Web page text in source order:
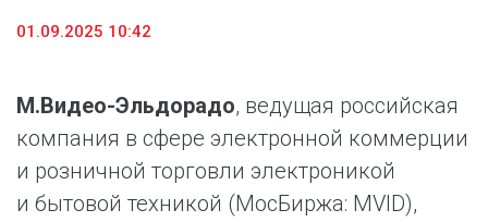
01.09.2025 10:42
М.Видео-Эльдорадо, ведущая российская
компания в сфере электронной коммерции
и розничной торговли электроникой
и бытовой техникой (МосБиржа: MVID),